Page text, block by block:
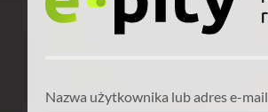
Nazwa użytkownika lub adres e-mail